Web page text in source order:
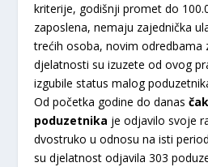
kriterije, godišnji promet do
zaposlena, nemaju zajednička
trećih osoba, novim odredbama
djelatnosti su izuzete od ovog
izgubile status malog
Od početka godine do danas
poduzetnika je odjavilo svoje
dvostruko u odnosu na isti
su djelatnost odjavila 303